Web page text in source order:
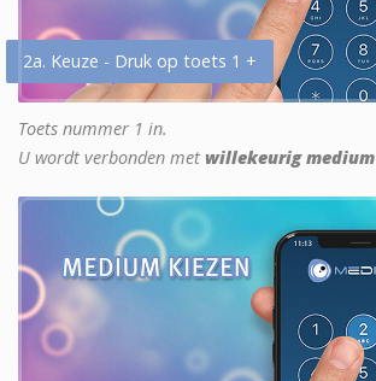
2a. Keuze - Druk op toets 1 +
Toets nummer 1 in.
U wordt verbonden met willekeurig medium